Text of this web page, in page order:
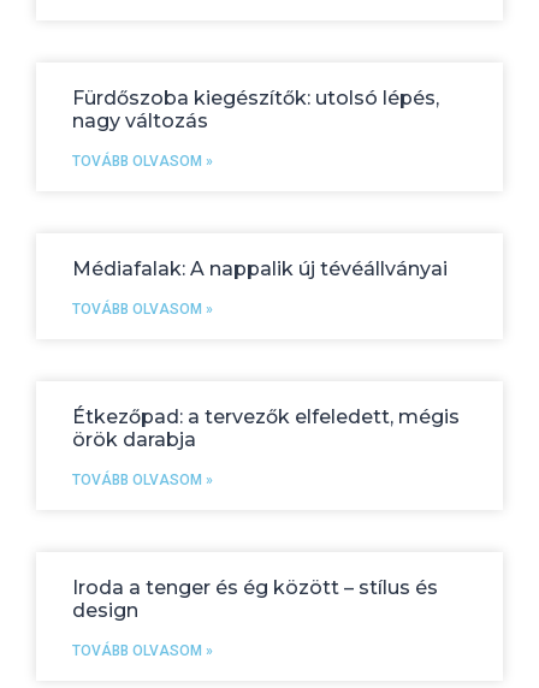
Fürdőszoba kiegészítők: utolsó lépés,
nagy változás
TOVÁBB OLVASOM »
Médiafalak: A nappalik új tévéállványai
TOVÁBB OLVASOM »
Étkezőpad: a tervezők elfeledett, mégis
örök darabja
TOVÁBB OLVASOM »
Iroda a tenger és ég között – stílus és
design
TOVÁBB OLVASOM »